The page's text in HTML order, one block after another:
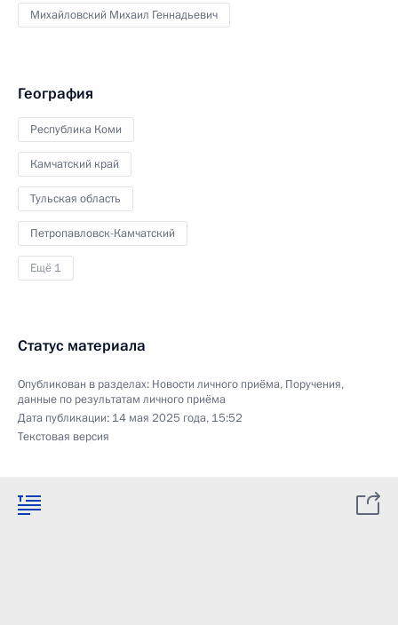
Михайловский Михаил Геннадьевич
География
Республика Коми
Камчатский край
Тульская область
Петропавловск-Камчатский
Ещё 1
Статус материала
Опубликован в разделах: Новости личного приёма, Поручения,
данные по результатам личного приёма
Дата публикации: 14 мая 2025 года, 15:52
Текстовая версия